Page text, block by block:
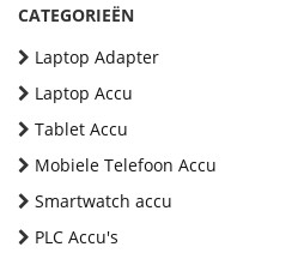
CATEGORIEËN
Laptop Adapter
Laptop Accu
Tablet Accu
Mobiele Telefoon Accu
Smartwatch accu
PLC Accu's